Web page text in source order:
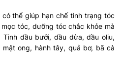
thể giúp hạn chế tình trạng tóc
tóc, dưỡng tóc chắc khỏe mà
dầu bưởi, dầu dừa, dầu oliu,
ong, hành tây, quả bơ, bã cà